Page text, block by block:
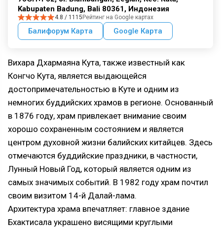
Kabupaten Badung, Bali 80361, Индонезия
4.8 / 1115 Рейтинг на Google картах
Балифорум Карта Google Карта
Вихара Дхармаяна Кута, также известный как
Конгчо Кута, является выдающейся
достопримечательностью в Куте и одним из
немногих буддийских храмов в регионе. Основанный
в 1876 году, храм привлекает внимание своим
хорошо сохраненным состоянием и является
центром духовной жизни балийских китайцев. Здесь
отмечаются буддийские праздники, в частности,
Лунный Новый Год, который является одним из
самых значимых событий. В 1982 году храм почтил
своим визитом 14-й Далай-лама.
Архитектура храма впечатляет: главное здание
Бхактисала украшено висящими круглыми